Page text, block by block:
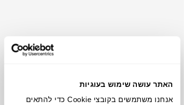
האתר עושה שימוש בעוגיות
אנחנו משתמשים בקובצי Cookie כדי להתאים
להדמיית AI Design